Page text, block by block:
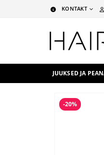
KONTAKT
JUUKSED JA
-20%